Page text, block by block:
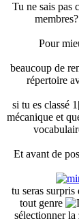
Tu ne sais pas
membres?
Pour
beaucoup de
répertoire
si tu es classé
mécanique et
Et avant de
tu seras surpris
tout genre
sélectionner la